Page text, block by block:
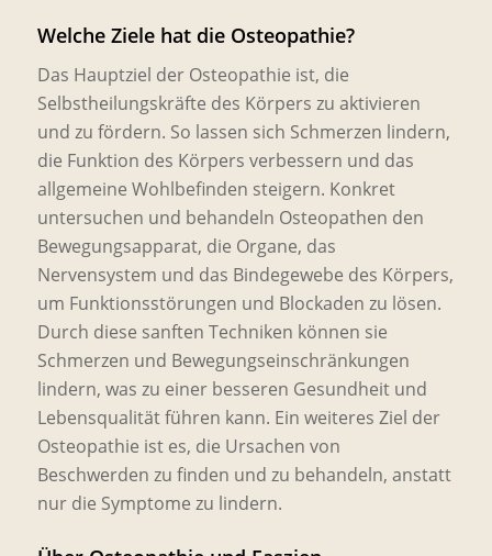
Welche Ziele hat die Osteopathie?
Das Hauptziel der Osteopathie ist, die
Selbstheilungskräfte des Körpers zu aktivieren
und zu fördern. So lassen sich Schmerzen lindern,
die Funktion des Körpers verbessern und das
allgemeine Wohlbefinden steigern. Konkret
untersuchen und behandeln Osteopathen den
Bewegungsapparat, die Organe, das
Nervensystem und das Bindegewebe des Körpers,
um Funktionsstörungen und Blockaden zu lösen.
Durch diese sanften Techniken können sie
Schmerzen und Bewegungseinschränkungen
lindern, was zu einer besseren Gesundheit und
Lebensqualität führen kann. Ein weiteres Ziel der
Osteopathie ist es, die Ursachen von
Beschwerden zu finden und zu behandeln, anstatt
nur die Symptome zu lindern.